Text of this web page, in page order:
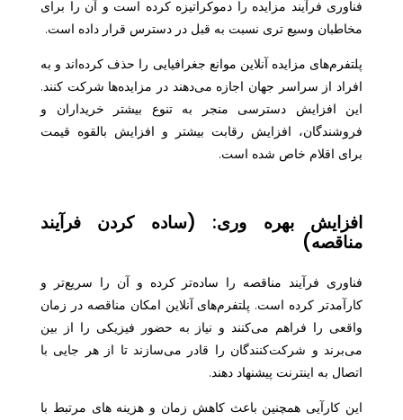
فناوری فرآیند مزایده را دموکراتیزه کرده است و آن را برای
مخاطبان وسیع تری نسبت به قبل در دسترس قرار داده است.
پلتفرم‌های مزایده آنلاین موانع جغرافیایی را حذف کرده‌اند و به
افراد از سراسر جهان اجازه می‌دهند در مزایده‌ها شرکت کنند.
این افزایش دسترسی منجر به تنوع بیشتر خریداران و
فروشندگان، افزایش رقابت بیشتر و افزایش بالقوه قیمت
برای اقلام خاص شده است.
افزایش بهره وری: (ساده کردن فرآیند
مناقصه)
فناوری فرآیند مناقصه را ساده‌تر کرده و آن را سریع‌تر و
کارآمدتر کرده است. پلتفرم‌های آنلاین امکان مناقصه در زمان
واقعی را فراهم می‌کنند و نیاز به حضور فیزیکی را از بین
می‌برند و شرکت‌کنندگان را قادر می‌سازند تا از هر جایی با
اتصال به اینترنت پیشنهاد دهند.
این کارآیی همچنین باعث کاهش زمان و هزینه های مرتبط با